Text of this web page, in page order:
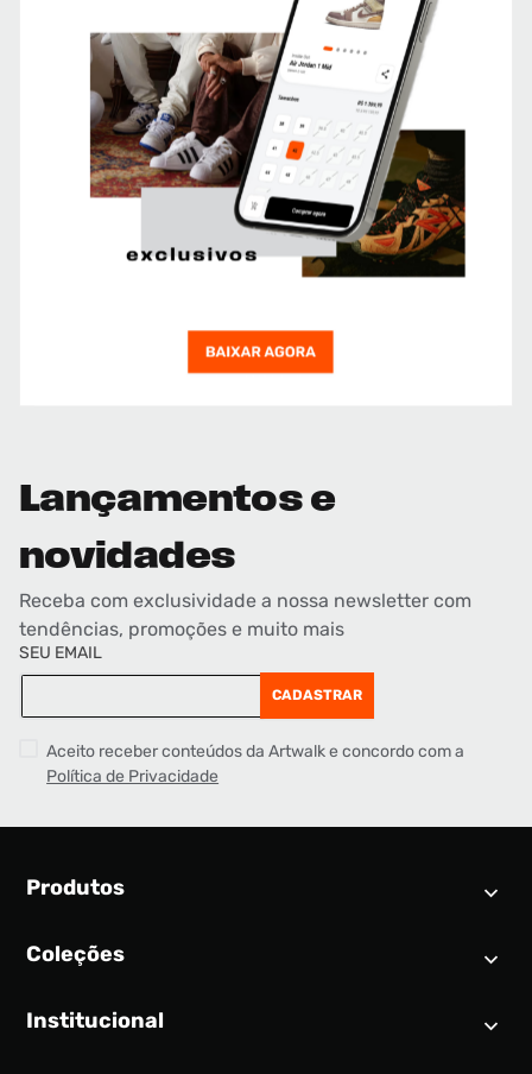
Lançamentos e
novidades
Receba com exclusividade a nossa newsletter com
tendências, promoções e muito mais
SEU EMAIL
CADASTRAR
Aceito receber conteúdos da Artwalk e concordo com a
Política de Privacidade
Produtos
Calendário SNEAKER
Tênis
Coleções
Air Jordan 1
Institucional